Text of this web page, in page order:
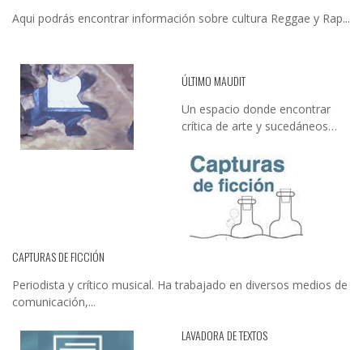
Aqui podrás encontrar información sobre cultura Reggae y Rap...
ÚLTIMO MAUDIT
Un espacio donde encontrar
crítica de arte y sucedáneos…
CAPTURAS DE FICCIÓN
Periodista y crítico musical. Ha trabajado en diversos medios de
comunicación,...
LAVADORA DE TEXTOS